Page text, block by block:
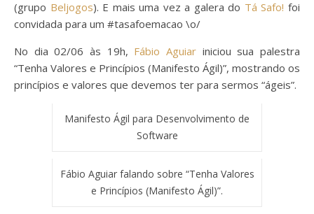
(grupo Beljogos). E mais uma vez a galera do Tá Safo! foi
convidada para um #tasafoemacao \o/
No dia 02/06 às 19h, Fábio Aguiar iniciou sua palestra
“Tenha Valores e Princípios (Manifesto Ágil)”, mostrando os
princípios e valores que devemos ter para sermos “ágeis”.
Manifesto Ágil para Desenvolvimento de
Software
Fábio Aguiar falando sobre “Tenha Valores
e Princípios (Manifesto Ágil)”.